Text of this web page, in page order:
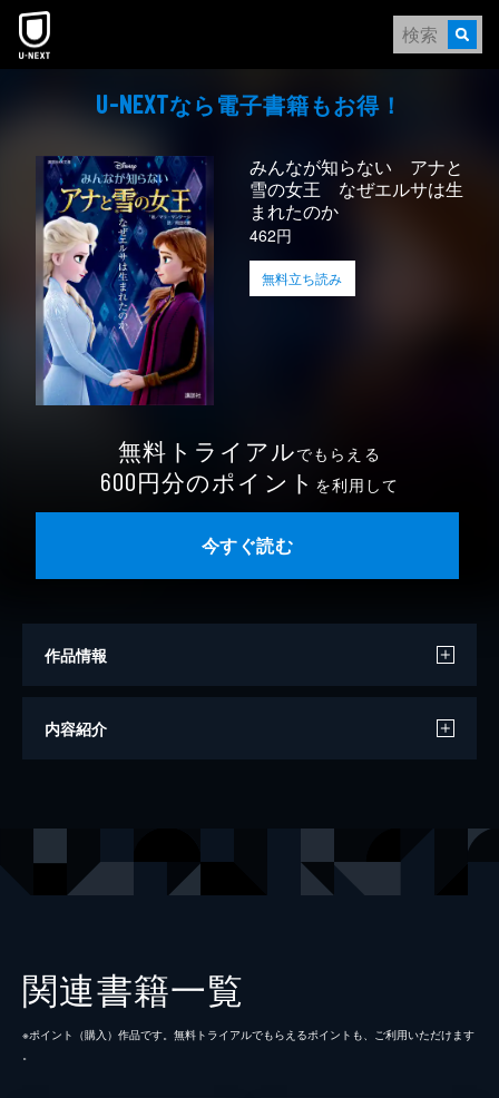
本文へスキップ
U-NEXTなら電⼦書籍もお得！
みんなが知らない アナと
雪の女王 なぜエルサは生
まれたのか
462円
無料立ち読み
無料トライアルでもらえる
600円分のポイント を利用して
今すぐ読む
作品情報
編
レーベル 講談社ＫＫ文庫
内容紹介
関連書籍一覧
※ポイント（購⼊）作品です。無料トライアルでもらえるポイントも、ご利⽤いただけます
。